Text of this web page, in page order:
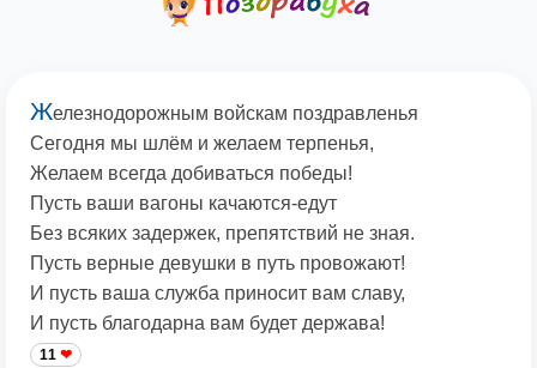
Железнодорожным войскам поздравленья
Сегодня мы шлём и желаем терпенья,
Желаем всегда добиваться победы!
Пусть ваши вагоны качаются-едут
Без всяких задержек, препятствий не зная.
Пусть верные девушки в путь провожают!
И пусть ваша служба приносит вам славу,
И пусть благодарна вам будет держава!
11